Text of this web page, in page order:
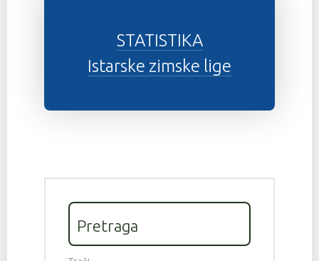
STATISTIKA
Istarske zimske lige
Pretraga